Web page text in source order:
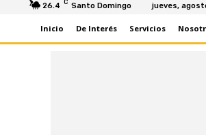
26.4 C Santo Domingo jueves,
Inicio De Interés Servicios